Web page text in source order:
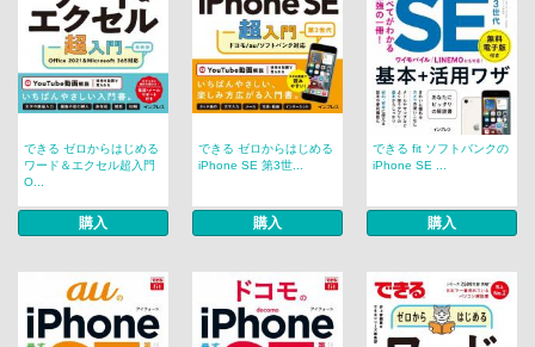
できる ゼロからはじめる
ワード＆エクセル超入門
O...
購入
できる ゼロからはじめる
iPhone SE 第3世...
購入
できる fit ソフトバンクの
iPhone SE ...
購入